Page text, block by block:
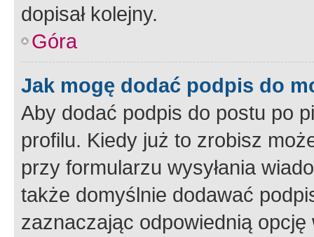
dopisał kolejny.
Góra
Jak mogę dodać podpis do
Aby dodać podpis do postu po
profilu. Kiedy już to zrobisz
przy formularzu wysyłania
także domyślnie dodawać
zaznaczając odpowiednią